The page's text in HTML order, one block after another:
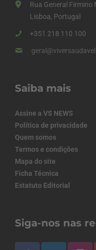
Rua General Firmino
Lisboa, Portugal
+351 218 110 100
Saiba mais
Assine a VS NEWS
Política de privacidade
Quem somos
Termos e condições
Mapa do site
Ficha Técnica
Estatuto Editorial
Siga-nos nas